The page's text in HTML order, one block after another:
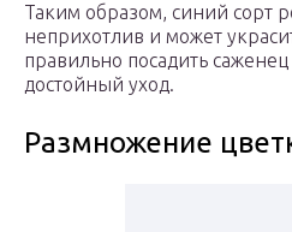
Таким образом, синий сорт
неприхотлив и может
правильно посадить
достойный уход.
Размножение